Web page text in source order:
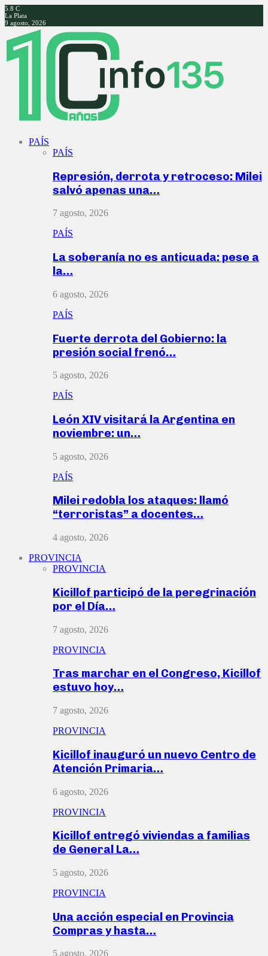
5.8 C
La Plata
9 agosto, 2026
Facebook
Twitter
Instagram
Youtube
PAÍS
PAÍS
Represión, derrota y retroceso: Milei
salvó apenas una…
7 agosto, 2026
PAÍS
La soberanía no es anticuada: pese a
la…
6 agosto, 2026
PAÍS
Fuerte derrota del Gobierno: la
presión social frenó…
5 agosto, 2026
PAÍS
León XIV visitará la Argentina en
noviembre: un…
5 agosto, 2026
PAÍS
Milei redobla los ataques: llamó
“terroristas” a docentes…
4 agosto, 2026
PROVINCIA
PROVINCIA
Kicillof participó de la peregrinación
por el Día…
7 agosto, 2026
PROVINCIA
Tras marchar en el Congreso, Kicillof
estuvo hoy…
7 agosto, 2026
PROVINCIA
Kicillof inauguró un nuevo Centro de
Atención Primaria…
6 agosto, 2026
PROVINCIA
Kicillof entregó viviendas a familias
de General La…
5 agosto, 2026
PROVINCIA
Una acción especial en Provincia
Compras y hasta…
5 agosto, 2026